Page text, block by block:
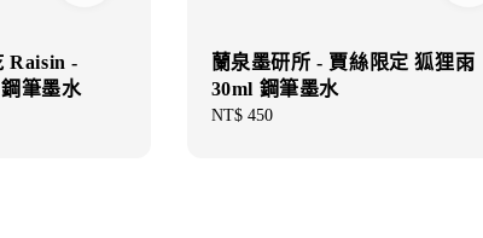
Raisin -
筆墨水
蘭泉墨研所 - 賈絲限定 狐狸雨
30ml 鋼筆墨水
Regular
NT$ 450